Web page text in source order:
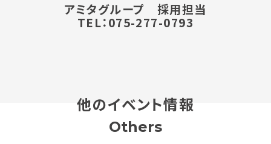
アミタグループ 採用担当
TEL：075-277-0793
他のイベント情報
Others